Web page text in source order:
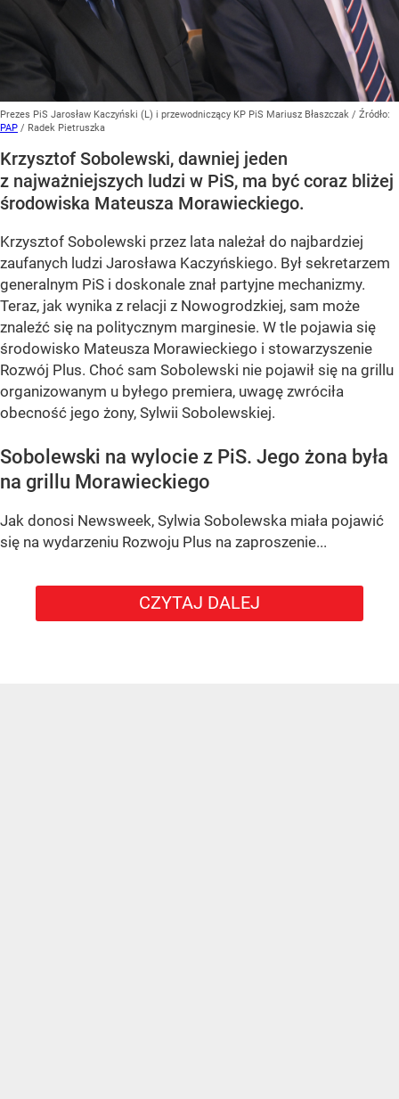
Prezes PiS Jarosław Kaczyński (L) i przewodniczący KP PiS Mariusz Błaszczak / Źródło:
PAP / Radek Pietruszka
Krzysztof Sobolewski, dawniej jeden
z najważniejszych ludzi w PiS, ma być coraz bliżej
środowiska Mateusza Morawieckiego.
Krzysztof Sobolewski przez lata należał do najbardziej
zaufanych ludzi Jarosława Kaczyńskiego. Był sekretarzem
generalnym PiS i doskonale znał partyjne mechanizmy.
Teraz, jak wynika z relacji z Nowogrodzkiej, sam może
znaleźć się na politycznym marginesie. W tle pojawia się
środowisko Mateusza Morawieckiego i stowarzyszenie
Rozwój Plus. Choć sam Sobolewski nie pojawił się na grillu
organizowanym u byłego premiera, uwagę zwróciła
obecność jego żony, Sylwii Sobolewskiej.
Sobolewski na wylocie z PiS. Jego żona była
na grillu Morawieckiego
Jak donosi Newsweek, Sylwia Sobolewska miała pojawić
się na wydarzeniu Rozwoju Plus na zaproszenie...
CZYTAJ DALEJ